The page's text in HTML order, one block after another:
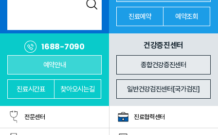
진료과 의료진
진료예약 예약조회
1688-7090
예약안내
진료시간표 찾아오시는길
건강증진센터
종합건강증진센터
일반건강검진센터[국가검진]
전문센터 진료협력센터